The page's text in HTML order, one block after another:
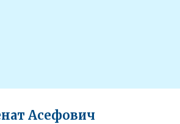
Асефович